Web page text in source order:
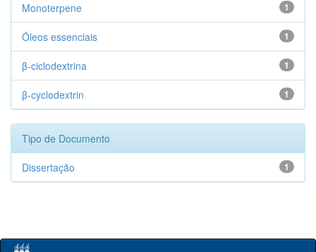
1
Monoterpene
1
Óleos essenciais
1
β-ciclodextrina
1
β-cyclodextrin
Tipo de Documento
1
Dissertação